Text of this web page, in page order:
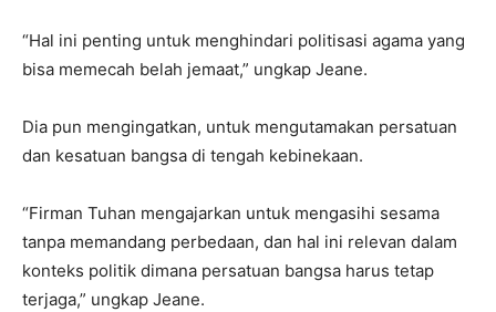
“Hal ini penting untuk menghindari politisasi agama yang
bisa memecah belah jemaat,” ungkap Jeane.
Dia pun mengingatkan, untuk mengutamakan persatuan
dan kesatuan bangsa di tengah kebinekaan.
“Firman Tuhan mengajarkan untuk mengasihi sesama
tanpa memandang perbedaan, dan hal ini relevan dalam
konteks politik dimana persatuan bangsa harus tetap
terjaga,” ungkap Jeane.